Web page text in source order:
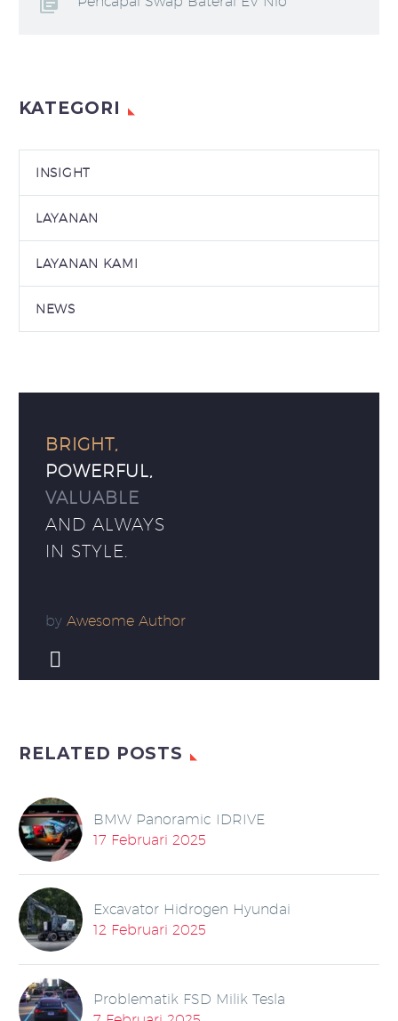
KATEGORI
INSIGHT
LAYANAN
LAYANAN KAMI
NEWS
BRIGHT,
POWERFUL,
VALUABLE
AND ALWAYS
IN STYLE.
by Awesome Author


RELATED POSTS
BMW Panoramic IDRIVE
17 Februari 2025
Excavator Hidrogen Hyundai
12 Februari 2025
Problematik FSD Milik Tesla